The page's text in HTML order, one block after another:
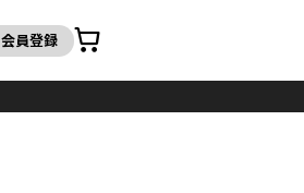
会員登録
カート